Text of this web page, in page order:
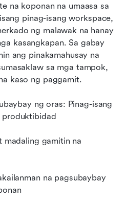
na koponan na umaasa sa
pinag-isang workspace,
ng malawak na hanay
kasangkapan. Sa gabay
sa mga tampok,
kaso ng paggamit.
ng oras: Pinag-isang
produktibidad
madaling gamitin na
na pagsubaybay